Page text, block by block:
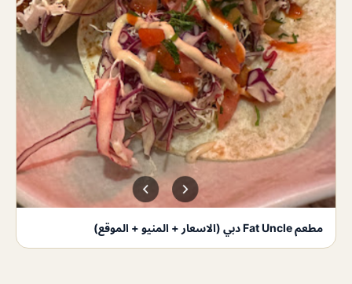
مطعم Fat Uncle دبي (الاسعار + المنيو + الموقع)